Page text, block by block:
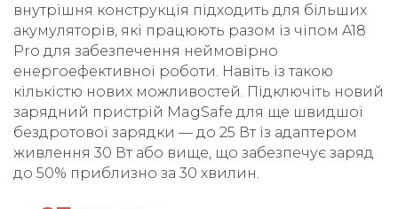
внутрішня конструкція підходить для більших
акумуляторів, які працюють разом із чіпом A18
Pro для забезпечення неймовірно
енергоефективної роботи. Навіть із такою
кількістю нових можливостей. Підключіть новий
зарядний пристрій MagSafe для ще швидшої
бездротової зарядки — до 25 Вт із адаптером
живлення 30 Вт або вище, що забезпечує заряд
до 50% приблизно за 30 хвилин.